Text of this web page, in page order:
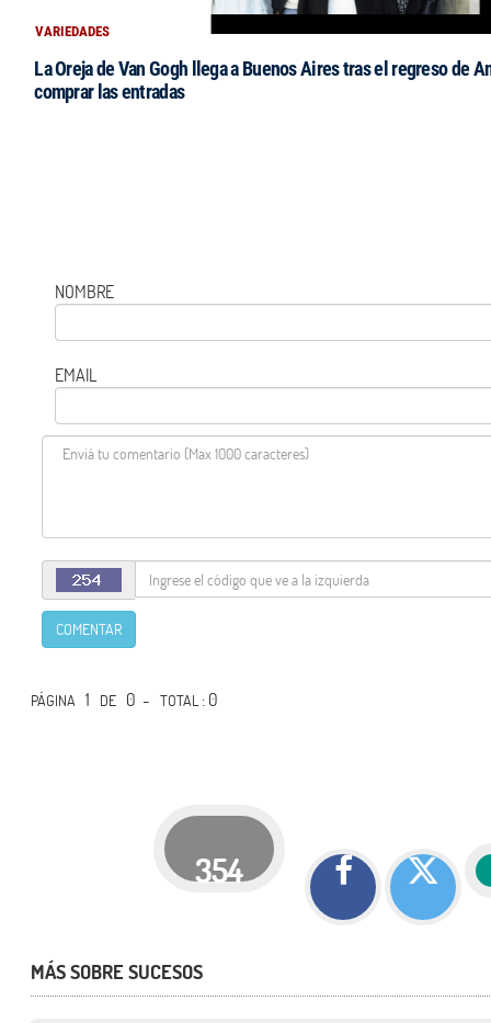
VARIEDADES
La Oreja de Van Gogh llega a Buenos Aires tras el regreso de
comprar las entradas
NOMBRE
EMAIL
COMENTAR
PÁGINA 1 DE 0 -TOTAL: 0
354
MÁS SOBRE SUCESOS